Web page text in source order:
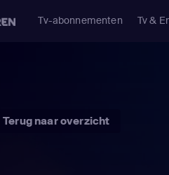
Tv-abonnementen Tv &
Terug naar overzicht